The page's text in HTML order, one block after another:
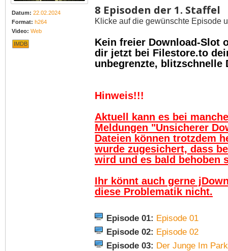
Datum: 22.02.2024
Format: h264
Video: Web
IMDB
8 Episoden der 1. Staffel
Klicke auf die gewünschte Episode
Kein freier Download-Slot
dir jetzt bei Filestore.to
unbegrenzte, blitzschnelle
Hinweis!!!
Aktuell kann es bei
Meldungen "Unsicherer
Dateien können trotzdem
wurde zugesichert, dass
wird und es bald behoben
Ihr könnt auch gerne
diese Problematik nicht.
Episode 01: Episode 01
Episode 02: Episode 02
Episode 03: Der Junge Im Park